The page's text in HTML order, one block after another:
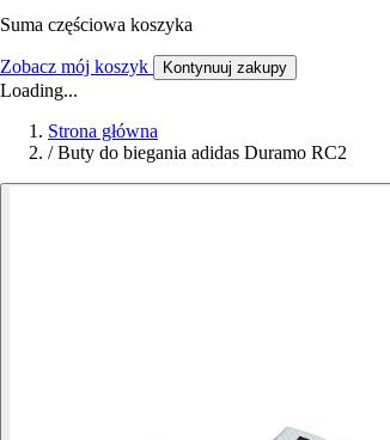
Suma częściowa koszyka
Zobacz mój koszyk Kontynuuj zakupy
Loading...
Strona główna
/ Buty do biegania adidas Duramo RC2